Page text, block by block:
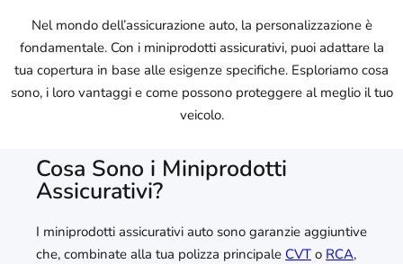
Nel mondo dell’assicurazione auto, la personalizzazione è
fondamentale. Con i miniprodotti assicurativi, puoi adattare la
tua copertura in base alle esigenze specifiche. Esploriamo cosa
sono, i loro vantaggi e come possono proteggere al meglio il tuo
veicolo.
Cosa Sono i Miniprodotti
Assicurativi?
I miniprodotti assicurativi auto sono garanzie aggiuntive
che, combinate alla tua polizza principale CVT o RCA,